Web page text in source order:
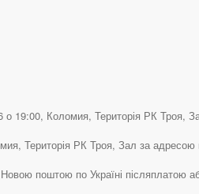
19:00, Коломия, Територія РК Троя,
Територія РК Троя, Зал за
поштою по Україні післяплатою